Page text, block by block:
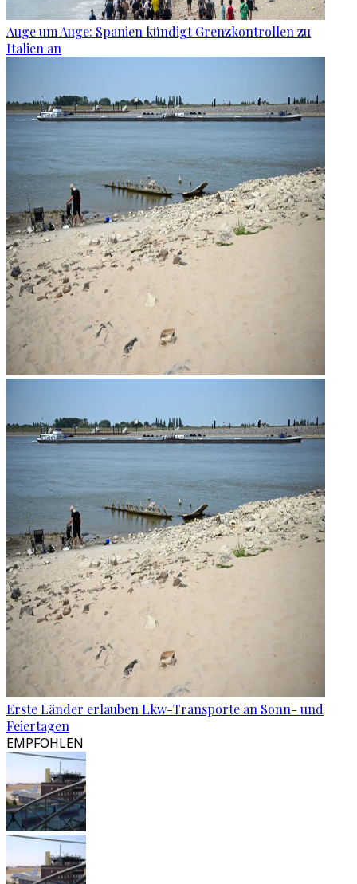
Auge um Auge: Spanien kündigt Grenzkontrollen zu
Italien an
Erste Länder erlauben Lkw-Transporte an Sonn- und
Feiertagen
EMPFOHLEN